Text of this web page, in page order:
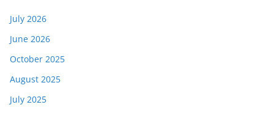
July 2026
June 2026
October 2025
August 2025
July 2025